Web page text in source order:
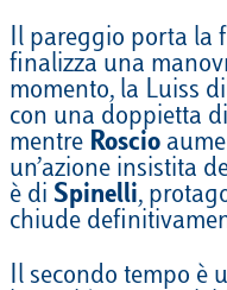
Il pareggio porta la
finalizza una
momento, la Luiss
con una doppietta
mentre Roscio
un’azione insistita
è di Spinelli,
chiude
Il secondo tempo è